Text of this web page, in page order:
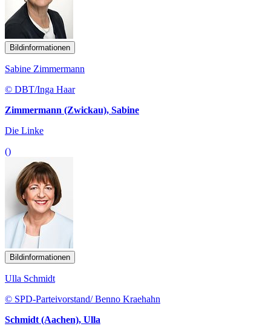
Bildinformationen
Sabine Zimmermann
© DBT/Inga Haar
Zimmermann (Zwickau), Sabine
Die Linke
()
Bildinformationen
Ulla Schmidt
© SPD-Parteivorstand/ Benno Kraehahn
Schmidt (Aachen), Ulla